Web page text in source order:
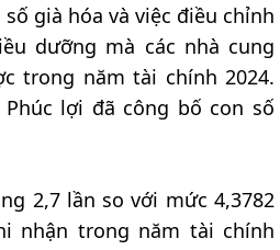
già hóa và việc điều chỉnh
dưỡng mà các nhà cung
trong năm tài chính 2024.
lợi đã công bố con số
2,7 lần so với mức 4,3782
nhận trong năm tài chính